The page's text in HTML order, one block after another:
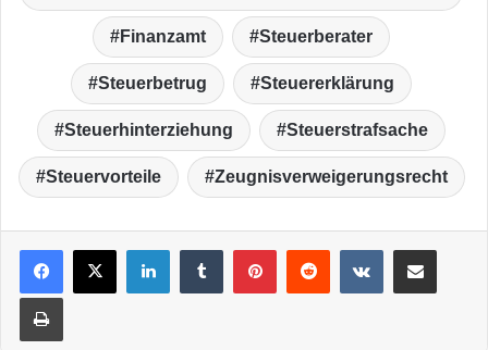
Finanzamt Steuerberater
Steuerbetrug Steuererklärung
Steuerhinterziehung Steuerstrafsache
Steuervorteile Zeugnisverweigerungsrecht
LinkedIn VKontakte
Drucken